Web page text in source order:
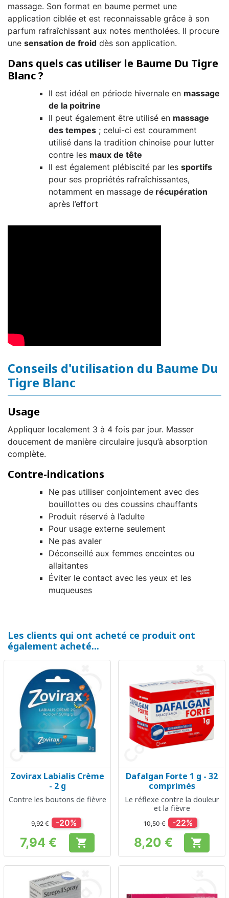
massage. Son format en baume permet une
application ciblée et est reconnaissable grâce à son
parfum rafraîchissant aux notes mentholées. Il procure
une sensation de froid dès son application.
Dans quels cas utiliser le Baume Du Tigre
Blanc ?
Il est idéal en période hivernale en massage
de la poitrine
Il peut également être utilisé en massage
des tempes ; celui-ci est couramment
utilisé dans la tradition chinoise pour lutter
contre les maux de tête
Il est également plébiscité par les sportifs
pour ses propriétés rafraîchissantes,
notamment en massage de récupération
après l’effort
Conseils d'utilisation du Baume Du
Tigre Blanc
Usage
Appliquer localement 3 à 4 fois par jour. Masser
doucement de manière circulaire jusqu’à absorption
complète.
Contre-indications
Ne pas utiliser conjointement avec des
bouillottes ou des coussins chauffants
Produit réservé à l’adulte
Pour usage externe seulement
Ne pas avaler
Déconseillé aux femmes enceintes ou
allaitantes
Éviter le contact avec les yeux et les
muqueuses
Les clients qui ont acheté ce produit ont
également acheté...
Zovirax Labialis Crème
- 2 g
Contre les boutons de fièvre
9,92 € -20%
Prix
7,94 € 
Dafalgan Forte 1 g - 32
comprimés
Le réflexe contre la douleur
et la fièvre
10,50 € -22%
Prix
8,20 € 